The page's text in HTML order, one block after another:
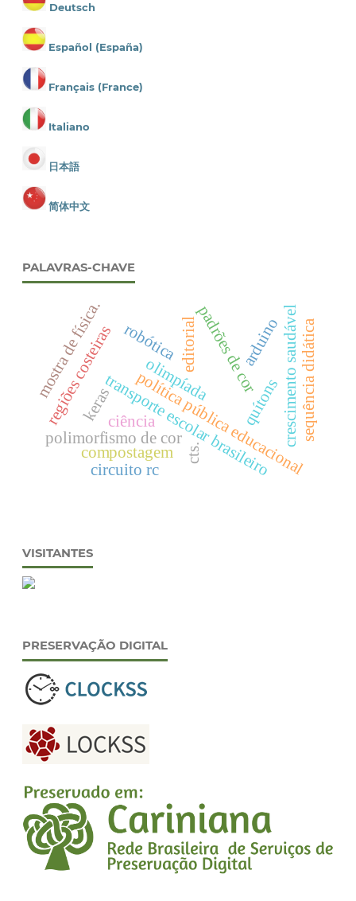
Deutsch
Español (España)
Français (France)
Italiano
日本語
简体中文
PALAVRAS-CHAVE
editorial
olimpíada
política pública educacional
transporte escolar brasileiro
padrões de cor
polimorfismo de cor
quítons
regiões costeirasrobótica
keras crescimento saudável
mostra de física. sequência didática
cts.
compostagem
ciência
arduino
circuito rc
VISITANTES
PRESERVAÇÃO DIGITAL